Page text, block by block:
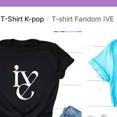
T-Shirt K-pop / T-shirt Fandom IVE